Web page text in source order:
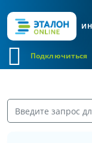
Подключиться